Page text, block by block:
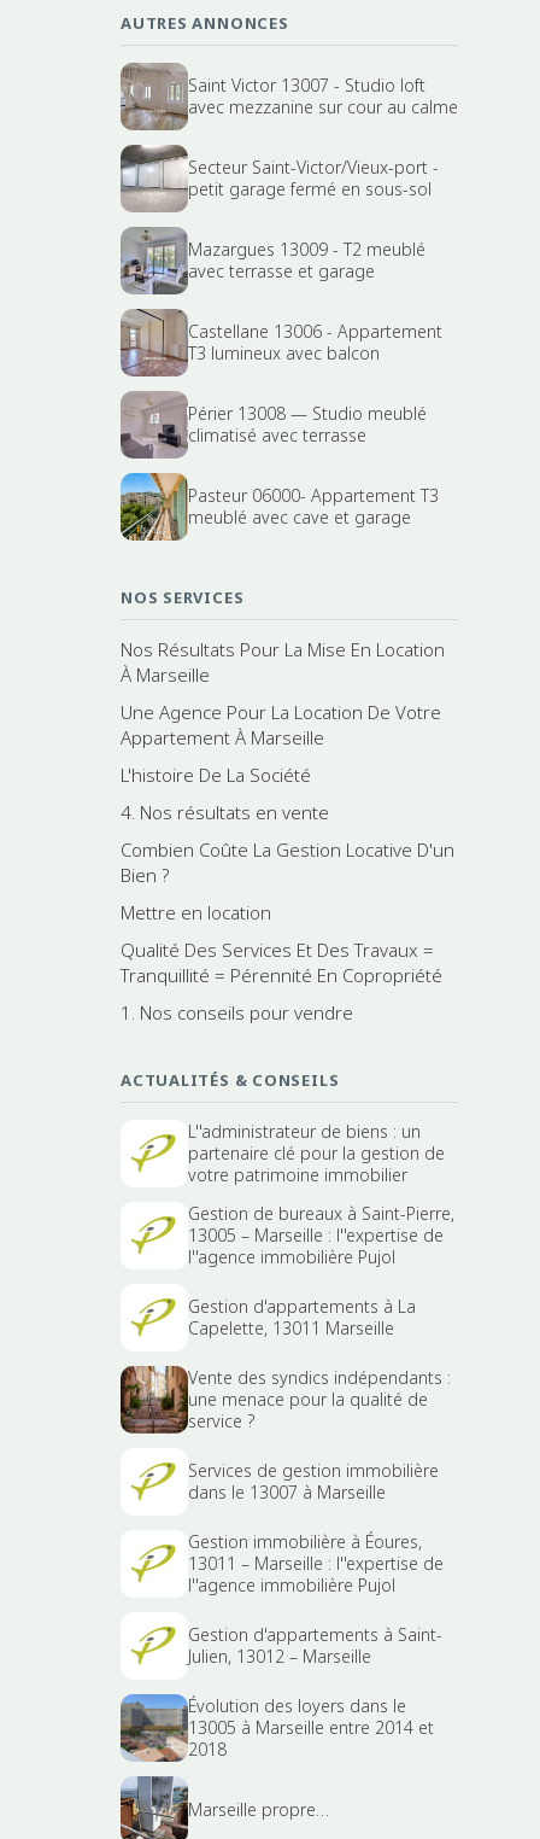
AUTRES ANNONCES
Saint Victor 13007 - Studio loft
avec mezzanine sur cour au calme
Secteur Saint-Victor/Vieux-port -
petit garage fermé en sous-sol
Mazargues 13009 - T2 meublé
avec terrasse et garage
Castellane 13006 - Appartement
T3 lumineux avec balcon
Périer 13008 — Studio meublé
climatisé avec terrasse
Pasteur 06000- Appartement T3
meublé avec cave et garage
NOS SERVICES
Nos Résultats Pour La Mise En Location
À Marseille
Une Agence Pour La Location De Votre
Appartement À Marseille
L'histoire De La Société
4. Nos résultats en vente
Combien Coûte La Gestion Locative D'un
Bien ?
Mettre en location
Qualité Des Services Et Des Travaux =
Tranquillité = Pérennité En Copropriété
1. Nos conseils pour vendre
ACTUALITÉS & CONSEILS
L''administrateur de biens : un
partenaire clé pour la gestion de
votre patrimoine immobilier
Gestion de bureaux à Saint-Pierre,
13005 – Marseille : l''expertise de
l''agence immobilière Pujol
Gestion d'appartements à La
Capelette, 13011 Marseille
Vente des syndics indépendants :
une menace pour la qualité de
service ?
Services de gestion immobilière
dans le 13007 à Marseille
Gestion immobilière à Éoures,
13011 – Marseille : l''expertise de
l''agence immobilière Pujol
Gestion d'appartements à Saint-
Julien, 13012 – Marseille
Évolution des loyers dans le
13005 à Marseille entre 2014 et
2018
Marseille propre…